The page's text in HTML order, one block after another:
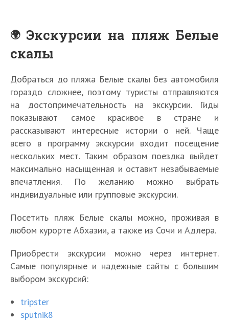
Экскурсии на пляж Белые
скалы
Добраться до пляжа Белые скалы без автомобиля
гораздо сложнее, поэтому туристы отправляются
на достопримечательность на экскурсии. Гиды
показывают самое красивое в стране и
рассказывают интересные истории о ней. Чаще
всего в программу экскурсии входит посещение
нескольких мест. Таким образом поездка выйдет
максимально насыщенная и оставит незабываемые
впечатления. По желанию можно выбрать
индивидуальные или групповые экскурсии.
Посетить пляж Белые скалы можно, проживая в
любом курорте Абхазии, а также из Сочи и Адлера.
Приобрести экскурсии можно через интернет.
Самые популярные и надежные сайты с большим
выбором экскурсий:
tripster
sputnik8